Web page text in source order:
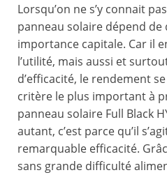
Lorsqu’on ne s’y connait
panneau solaire dépend de
importance capitale. Car il
l’utilité, mais aussi et
d’efficacité, le rendement
critère le plus important à
panneau solaire Full Black
autant, c’est parce qu’il
remarquable efficacité.
sans grande difficulté